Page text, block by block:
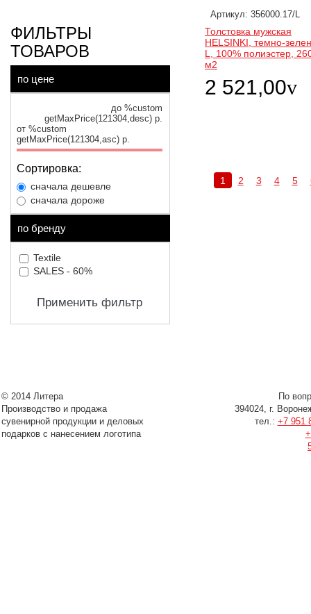
ФИЛЬТРЫ
ТОВАРОВ
по цене
до %custom
getMaxPrice(121304,desc) р.
от %custom
getMaxPrice(121304,asc) р.
Сортировка:
сначала дешевле
сначала дороже
по бренду
Textile
SALES - 60%
Применить фильтр
Артикул: 356000.17/L
Толстовка мужская
HELSINKI, темно-
L, 100% полиэстер,
м2
2 521,00v
1 2 3 4 5
© 2014 Литера
Производство и продажа
сувенирной продукции и деловых
подарков с нанесением логотипа
По
394024, г.
тел.: +7 951